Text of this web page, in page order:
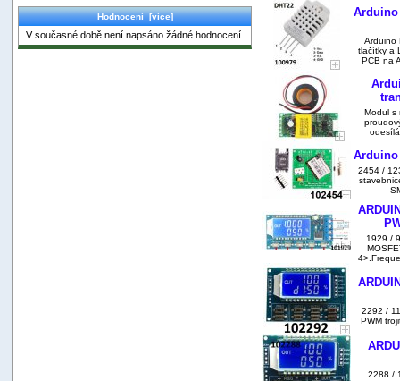
Hodnocení [více]
V současné době není napsáno žádné hodnocení.
Arduino
Arduino
tlačítky a
PCB na
Modul s
Arduino
2454 /
1929 /
2292 /
PWM
2288 /